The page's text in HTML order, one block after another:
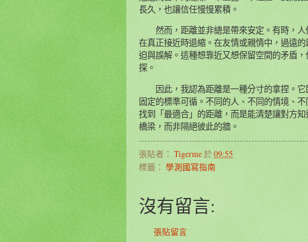
長久，也讓信任慢慢累積。
然而，距離並非總是帶來安定。有時，人
在真正接近時退縮。在友情或親情中，過遠
迫與誤解。這種想靠近又想保留空間的矛盾
探。
因此，我認為距離是一種分寸的拿捏。它
固定的標準可循。不同的人、不同的情境、
找到「最適合」的距離，而是能清楚讓對方
橋梁，而非隔絕彼此的牆。
張貼者： Tigerme於 09:55
標籤： 學測國寫指南
沒有留言:
張貼留言